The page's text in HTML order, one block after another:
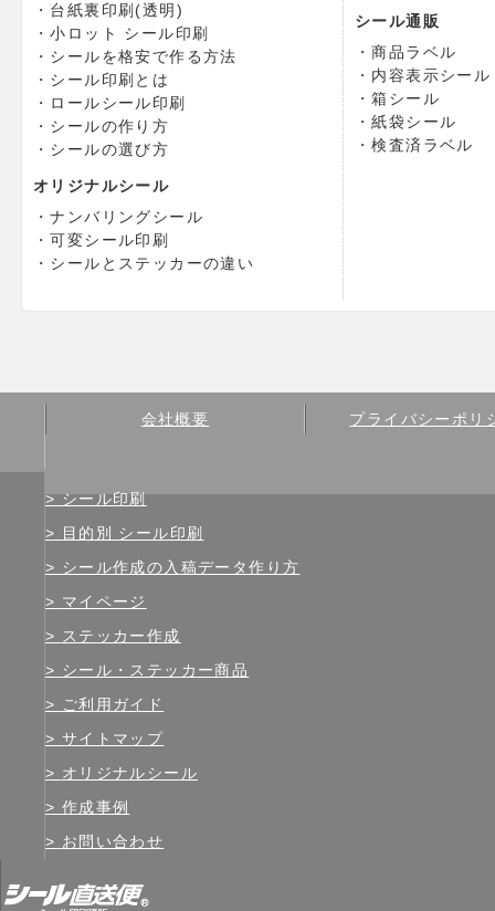
台紙裏印刷(透明)
小ロット シール印刷
シールを格安で作る方法
シール印刷とは
ロールシール印刷
シールの作り方
シールの選び方
オリジナルシール
ナンバリングシール
可変シール印刷
シールとステッカーの違い
シール通販
商品ラベル
内容表示シール
箱シール
紙袋シール
検査済ラベル
会社概要 プライバシーポリ
シール印刷
目的別 シール印刷
シール作成の入稿データ作り方
マイページ
ステッカー作成
シール・ステッカー商品
ご利用ガイド
サイトマップ
オリジナルシール
作成事例
お問い合わせ